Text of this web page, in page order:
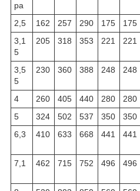
ра
2,5 162 257 290 175 175
3,1
5
205 318 353 221 221
3,5
5
230 360 388 248 248
4 260 405 440 280 280
5
324 502 537 350 350
6,3
410 633 668 441 441
7,1 462 715 752 496 496